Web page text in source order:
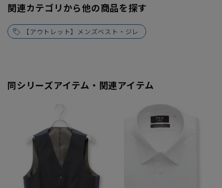
関連カテゴリから他の商品を探す
【アウトレット】メンズベスト・ジレ
同シリーズアイテム・関連アイテム